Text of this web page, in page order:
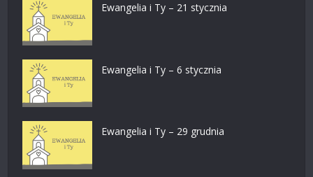
Ewangelia i Ty – 21 stycznia
Ewangelia i Ty – 6 stycznia
Ewangelia i Ty – 29 grudnia